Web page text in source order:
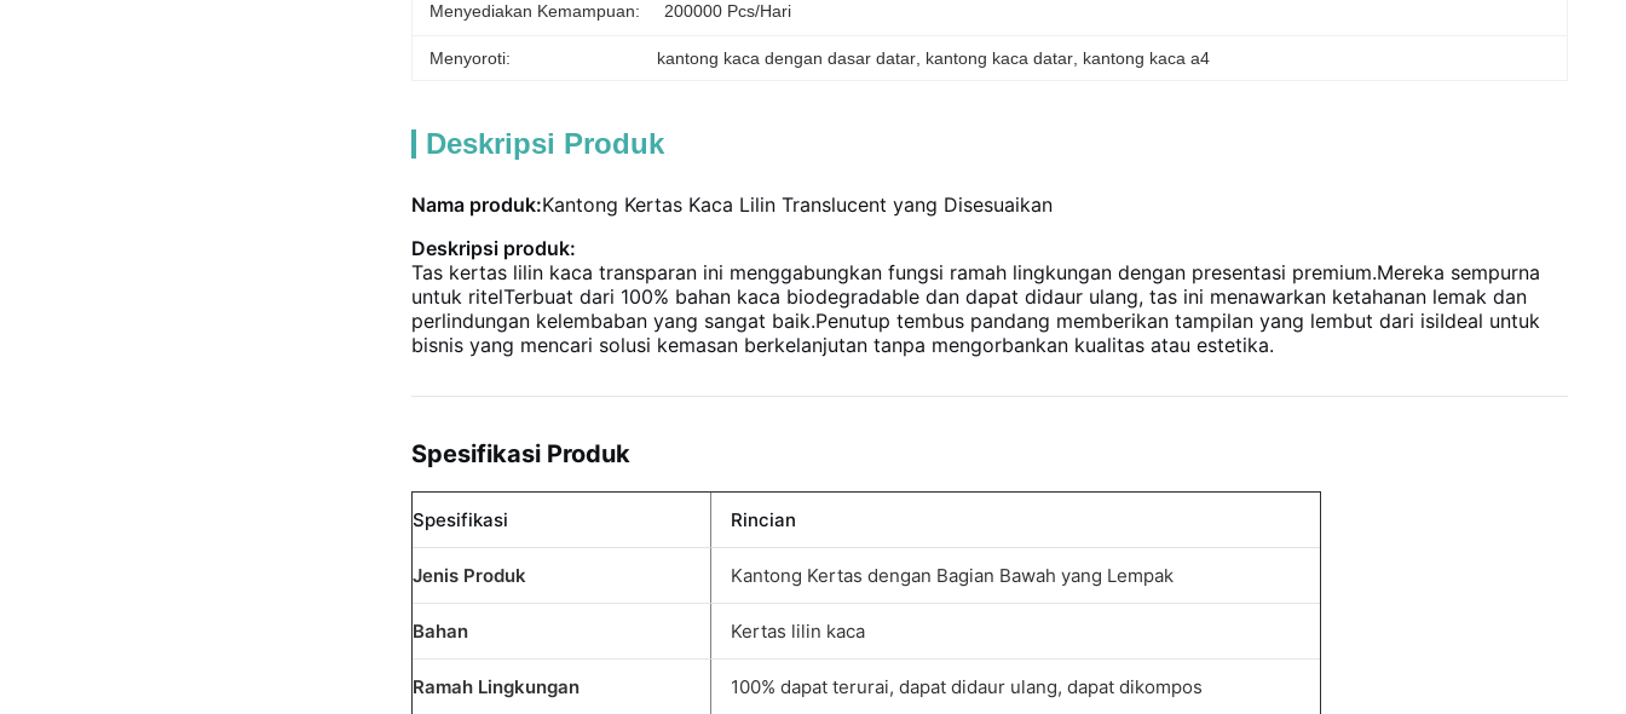
Menyediakan Kemampuan: 200000 Pcs/hari
Menyoroti: kantong kaca dengan dasar datar kantong kaca datar kantong kaca a4
Deskripsi Produk
Nama produk:Kantong Kertas Kaca Lilin Translucent yang Disesuaikan
Deskripsi produk:
Tas kertas lilin kaca transparan ini menggabungkan fungsi ramah lingkungan dengan presentasi premium.Mereka sempurna
untuk ritelTerbuat dari 100% bahan kaca biodegradable dan dapat didaur ulang, tas ini menawarkan ketahanan lemak dan
perlindungan kelembaban yang sangat baik.Penutup tembus pandang memberikan tampilan yang lembut dari isiIdeal untuk
bisnis yang mencari solusi kemasan berkelanjutan tanpa mengorbankan kualitas atau estetika.
Spesifikasi Produk
Spesifikasi Rincian
Jenis Produk Kantong Kertas dengan Bagian Bawah yang Lempak
Bahan Kertas lilin kaca
Ramah Lingkungan 100% dapat terurai, dapat didaur ulang, dapat dikompos